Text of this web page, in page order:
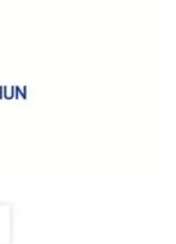
tinggal warga.
informasi
kerawanan,
biasanya
dan
deteksi dini ini,
dapat